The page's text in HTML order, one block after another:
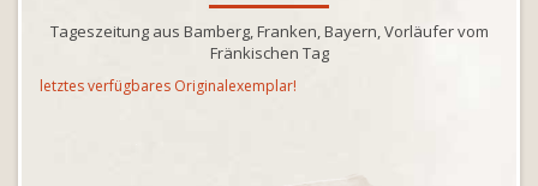
Tageszeitung aus Bamberg, Franken, Bayern, Vorläufer vom
Fränkischen Tag
letztes verfügbares Originalexemplar!